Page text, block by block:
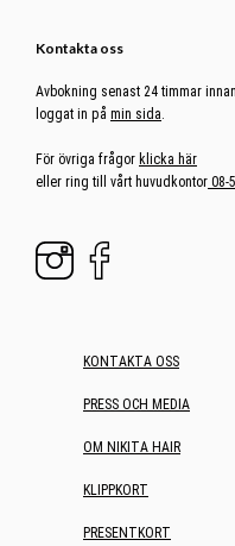
Kontakta oss
Avbokning senast 24 timmar
loggat in på min sida
För övriga frågor klicka här
eller ring till vårt huvudkontor 08-
KONTAKTA OSS
PRESS OCH MEDIA
OM NIKITA HAIR
KLIPPKORT
PRESENTKORT